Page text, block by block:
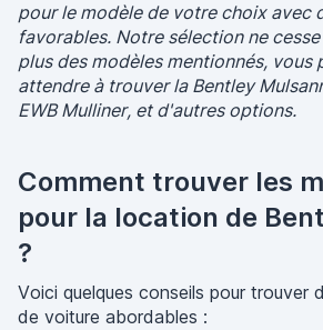
pour le modèle de votre choix avec
favorables. Notre sélection ne
plus des modèles mentionnés, vous
attendre à trouver la Bentley
EWB Mulliner, et d'autres options.
Comment trouver les
pour la location de
?
Voici quelques conseils pour trouver
de voiture abordables :